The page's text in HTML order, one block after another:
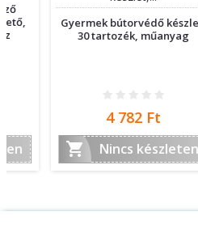
Gyermek bútorvédő készlet,
30 tartozék, műanyag
4 782 Ft

Nincs készleten